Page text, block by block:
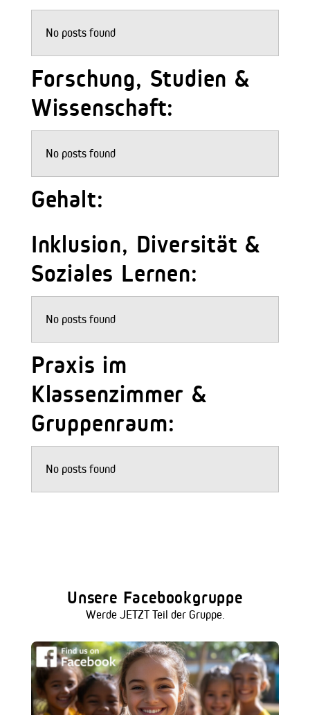
No posts found
Forschung, Studien &
Wissenschaft:
No posts found
Gehalt:
Inklusion, Diversität &
Soziales Lernen:
No posts found
Praxis im
Klassenzimmer &
Gruppenraum:
No posts found
Unsere Facebookgruppe
Werde JETZT Teil der Gruppe.